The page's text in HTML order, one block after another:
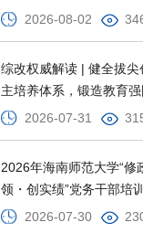
2026-08-02
综改权威解读 | 健全拔尖
主培养体系，锻造教育强
才梯队2026-07-31
2026年海南师范大学“修
领・创实绩”党务干部培
师范大学举办
2026-07-30